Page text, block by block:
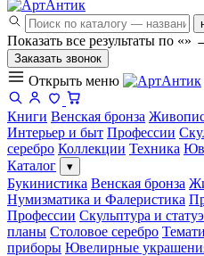
Показать все результаты по «»
Заказать звонок
Открыть меню
Книги Венская бронза
Интерьер и быт Профессии
серебро Коллекции Техника
Каталог
▾
Букинистика Венская бронза
Нумизматика и Фалеристика
Профессии Скульптура и
планы Столовое серебро
приборы Ювелирные